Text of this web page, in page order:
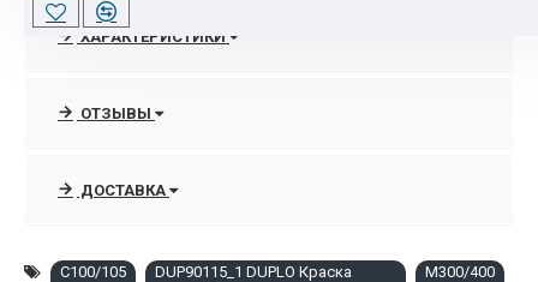
ХАРАКТЕРИСТИКИ
ОТЗЫВЫ
ДОСТАВКА
C100/105
DUP90115_1 DUPLO Кpаска
M300/400